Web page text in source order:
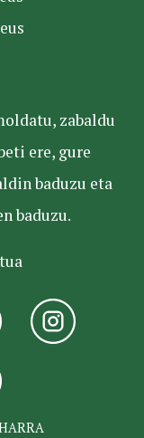
zabaldu
ere, gure
baduzu eta
baduzu.